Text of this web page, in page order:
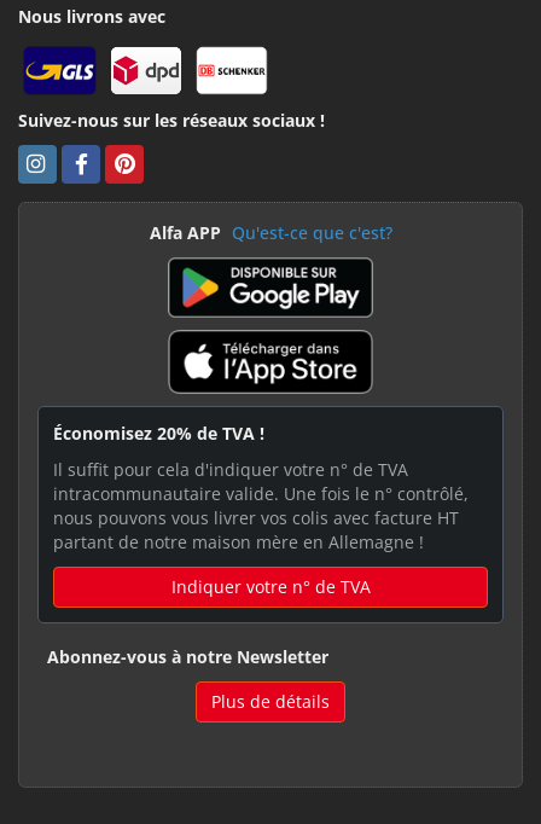
Nous livrons avec
Suivez-nous sur les réseaux sociaux !
Alfa APP Qu'est-ce que c'est?
Économisez 20% de TVA !
Il suffit pour cela d'indiquer votre n° de TVA
intracommunautaire valide. Une fois le n° contrôlé,
nous pouvons vous livrer vos colis avec facture HT
partant de notre maison mère en Allemagne !
Indiquer votre n° de TVA
Abonnez-vous à notre Newsletter
Plus de détails